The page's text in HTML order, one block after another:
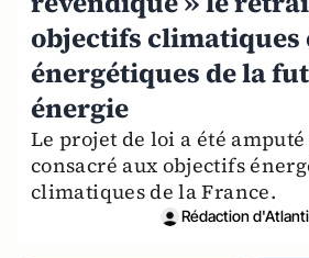
objectifs climatiques
énergétiques de la
énergie
Le projet de loi a été
consacré aux objectifs
climatiques de la France.
Rédaction